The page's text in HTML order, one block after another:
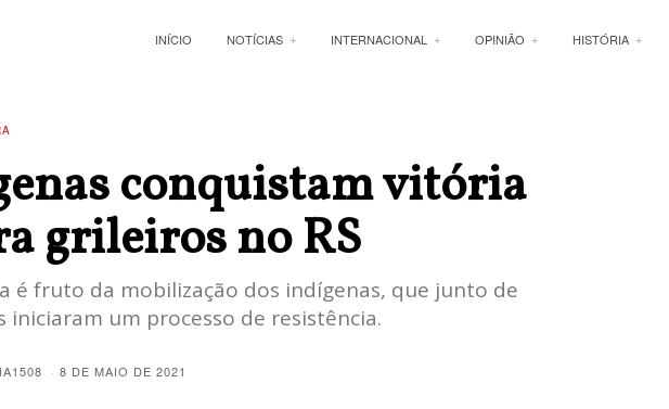
INÍCIO NOTÍCIAS INTERNACIONAL OPINIÃO HISTÓRIA
conquistam vitória
grileiros no RS
é fruto da mobilização dos indígenas, que junto de
iniciaram um processo de resistência.
8 DE MAIO DE 2021